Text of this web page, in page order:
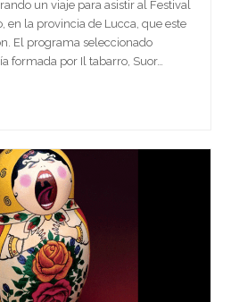
un viaje para asistir al Festival
en la provincia de Lucca, que este
El programa seleccionado
formada por Il tabarro, Suor…